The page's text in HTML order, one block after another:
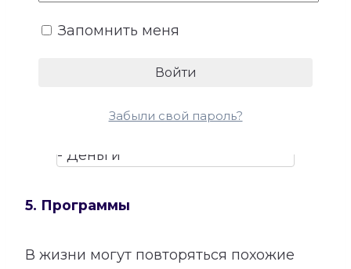
каких направлениях способности могут
но и материальный результат.
5. Программы
В жизни могут повторяться похожие
Запомнить меня
Забыли свой пароль?